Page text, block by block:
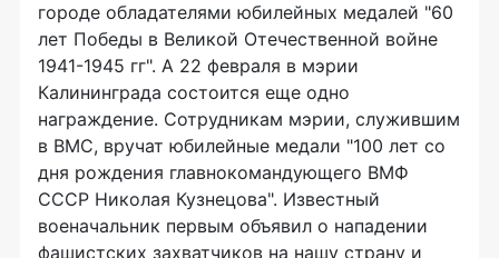
городе обладателями юбилейных медалей "60
лет Победы в Великой Отечественной войне
1941-1945 гг". А 22 февраля в мэрии
Калининграда состоится еще одно
награждение. Сотрудникам мэрии, служившим
в ВМС, вручат юбилейные медали "100 лет со
дня рождения главнокомандующего ВМФ
СССР Николая Кузнецова". Известный
военачальник первым объявил о нападении
фашистских захватчиков на нашу страну и